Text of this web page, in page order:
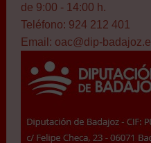
de 9:00 - 14:00 h.
Teléfono: 924 212 401
Email: oac@dip-